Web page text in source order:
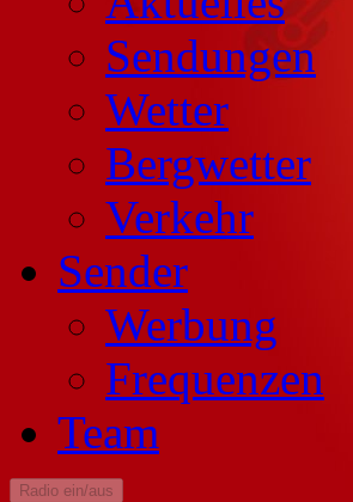
Sendungen
Wetter
Bergwetter
Verkehr
Sender
Werbung
Frequenzen
Team
Radio ein/aus